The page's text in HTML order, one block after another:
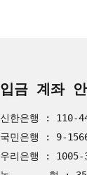
입금 계좌
신한은행 : 110-
국민은행 : 9-
우리은행 : 1005-